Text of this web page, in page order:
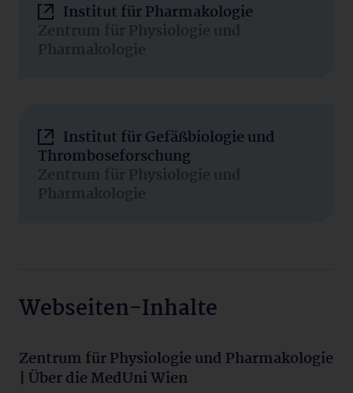
Institut für Pharmakologie
Zentrum für Physiologie und
Pharmakologie
Institut für Gefäßbiologie und
Thromboseforschung
Zentrum für Physiologie und
Pharmakologie
Webseiten-Inhalte
Zentrum für Physiologie und Pharmakologie
| Über die MedUni Wien